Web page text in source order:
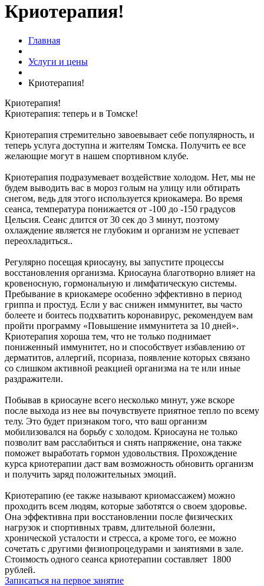
Криотерапия!
Главная
Услуги и цены
Криотерапия!
Криотерапия!
Криотерапия: теперь и в Томске!
Криотерапия стремительно завоевывает себе популярность, и
теперь услуга доступна и жителям Томска. Получить ее все
желающие могут в нашем спортивном клубе.
Криотерапия подразумевает воздействие холодом. Нет, мы не
будем выводить вас в мороз голым на улицу или обтирать
снегом, ведь для этого используется криокамера. Во время
сеанса, температура понижается от -100 до -150 градусов
Цельсия. Сеанс длится от 30 сек до 3 минут, поэтому
охлаждение является не глубоким и организм не успевает
переохладиться..
Регулярно посещая криосауну, вы запустите процессы
восстановления организма. Криосауна благотворно влияет на
кровеносную, гормональную и лимфатическую системы.
Пребывание в криокамере особенно эффективно в период
гриппа и простуд. Если у вас снижен иммунитет, вы часто
болеете и боитесь подхватить коронавирус, рекомендуем вам
пройти программу «Повышение иммунитета за 10 дней».
Криотерапия хороша тем, что не только поднимает
пониженный иммунитет, но и способствует избавлению от
дерматитов, аллергий, псориаза, появление которых связано
со слишком активной реакцией организма на те или иные
раздражители.
Побывав в криосауне всего несколько минут, уже вскоре
после выхода из нее вы почувствуете приятное тепло по всему
телу. Это будет признаком того, что ваш организм
мобилизовался на борьбу с холодом. Криосауна не только
позволит вам расслабиться и снять напряжение, она также
поможет выработать гормон удовольствия. Прохождение
курса криотерапии даст вам возможность обновить организм
и получить заряд положительных эмоций.
Криотерапию (ее также называют криомассажем) можно
проходить всем людям, которые заботятся о своем здоровье.
Она эффективна при восстановлении после физических
нагрузок и спортивных травм, длительной болезни,
хронической усталости и стресса, а кроме того, ее можно
сочетать с другими физиопроцедурами и занятиями в зале.
Стоимость одного сеанса криотерапии составляет 1800
рублей.
Записаться на первое занятие